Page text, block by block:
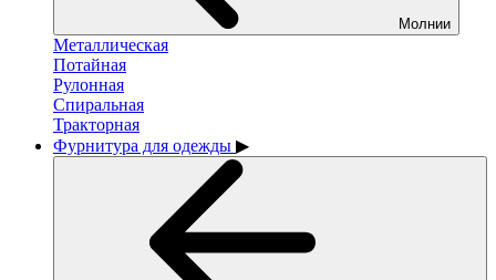
Молнии
Металлическая
Потайная
Рулонная
Спиральная
Тракторная
Фурнитура для одежды ▶